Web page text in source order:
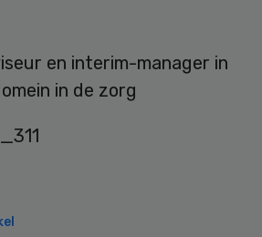
en interim-manager in
in de zorg